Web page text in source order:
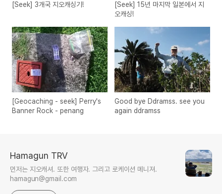
[Seek] 3개국 지오캐싱기!
[Seek] 15년 마지막 일본에서 지
오캐싱!
[Geocaching - seek] Perry's
Banner Rock - penang
Good bye Ddramss. see you
again ddramss
Hamagun TRV
먼저는 지오캐셔. 또한 여행자. 그리고 로케이션 메니져.
hamagun@gmail.com